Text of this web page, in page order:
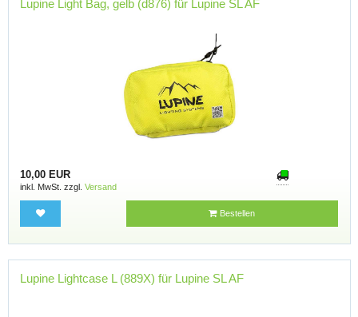
Lupine Light Bag, gelb (d876) für Lupine SL AF
10,00 EUR
inkl. MwSt. zzgl. Versand
Bestellen
Lupine Lightcase L (889X) für Lupine SL AF